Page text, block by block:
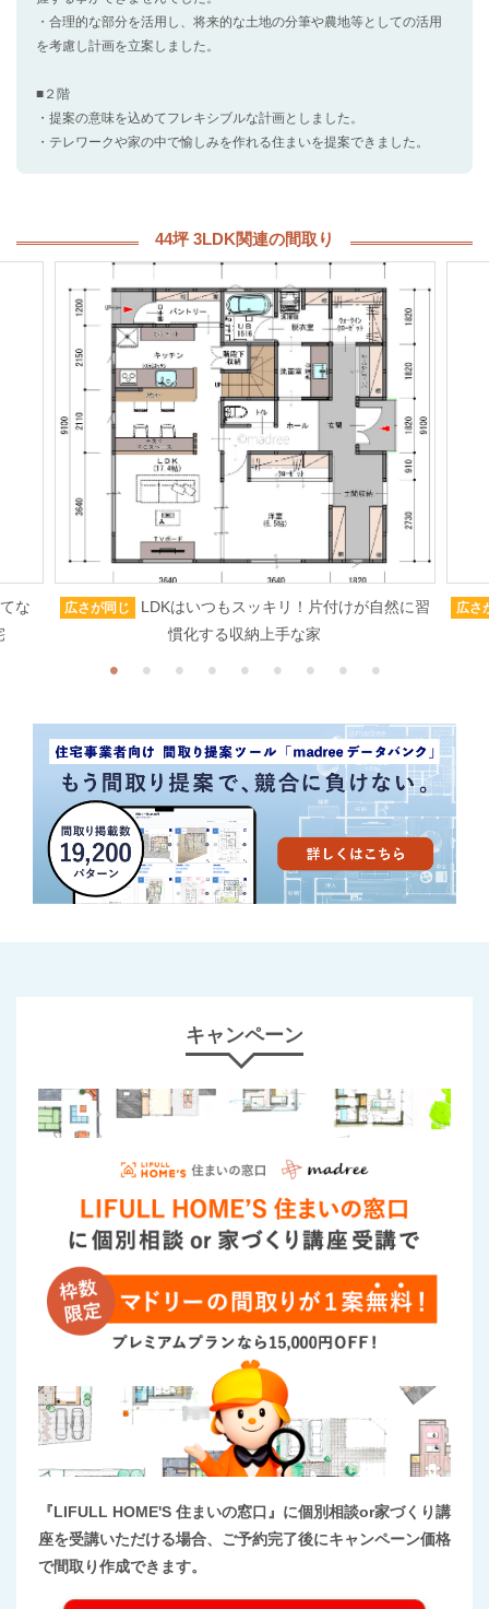
・合理的な部分を活用し、将来的な土地の分筆や農地等としての活用
を考慮し計画を立案しました。
■２階
・提案の意味を込めてフレキシブルな計画としました。
・テレワークや家の中で愉しみを作れる住まいを提案できました。
44坪 3LDK関連の間取り
な
広さが同じ
LDKはいつもスッキリ！片付けが自然に習
慣化する収納上手な家
広さ
キャンペーン
『LIFULL HOME'S 住まいの窓口』に個別相談or家づくり講
座を受講いただける場合、ご予約完了後にキャンペーン価格
で間取り作成できます。